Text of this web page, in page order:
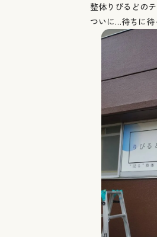
整体りびるどのテ
ついに…待ちに待